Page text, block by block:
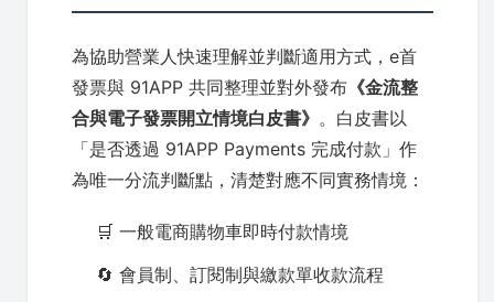
為協助營業人快速理解並判斷適用方式，e首
發票與 91APP 共同整理並對外發布 《金流整
合與電子發票開立情境白皮書》 。白皮書以
「是否透過 91APP Payments 完成付款」作
為唯一分流判斷點，清楚對應不同實務情境：
🛒 一般電商購物車即時付款情境
🔄 會員制、訂閱制與繳款單收款流程